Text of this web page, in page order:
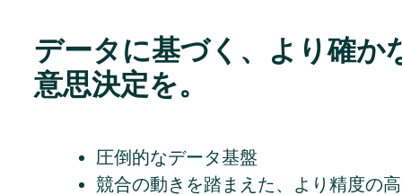
データに基づく、より確か
意思決定を。
圧倒的なデータ基盤
競合の動きを踏まえた、より精度の